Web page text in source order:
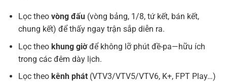
Lọc theo vòng đấu(vòng bảng, 1/8, tứ kết, bán kết,
chung kết) để thấy ngay trận sắp diễn ra.
Lọc theo khung giờđể không lỡ phút đề-pa—hữu ích
trong các đêm dày lịch.
Lọc theo kênh phát(VTV3/VTV5/VTV6, K+, FPT Play…)